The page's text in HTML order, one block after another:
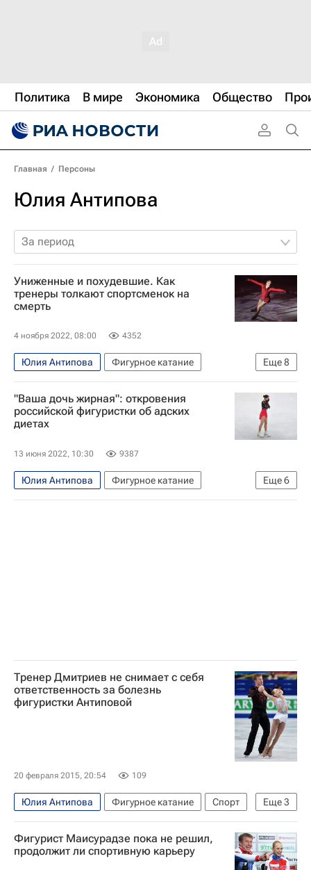
Политика В мире Экономика Общество
Главная / Персоны
Юлия Антипова
За период
Униженные и похудевшие. Как
тренеры толкают спортсменок на
смерть
4 ноября 2022, 08:00 4352
Еще8
Юлия Антипова
Фигурное катание
Юлия Липницкая
Акико Судзуки
Художественная гимнастика
Алина Загитова
Анна Щербакова
Материалы РИА Спорт
Авторы РИА Новости Спорт
"Ваша дочь жирная": откровения
российской фигуристки об адских
диетах
13 июня 2022, 10:30 9387
Еще6
Юлия Антипова
Фигурное катание
Алина Загитова
Юлия Липницкая
Тренер Дмитриев не снимает с себя
ответственность за болезнь
фигуристки Антиповой
20 февраля 2015, 20:54 109
Еще3
Юлия Антипова Фигурное катание
Спорт
Артур Дмитриев
Чемпионат мира по фигурному катанию
Фигурист Маисурадзе пока не решил,
продолжит ли спортивную карьеру